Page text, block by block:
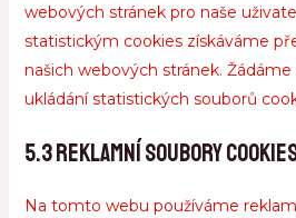
webových stránek pro naše
statistickým cookies získáváme
našich webových stránek.
ukládání statistických souborů
5.3 Reklamní soubory
Na tomto webu používáme